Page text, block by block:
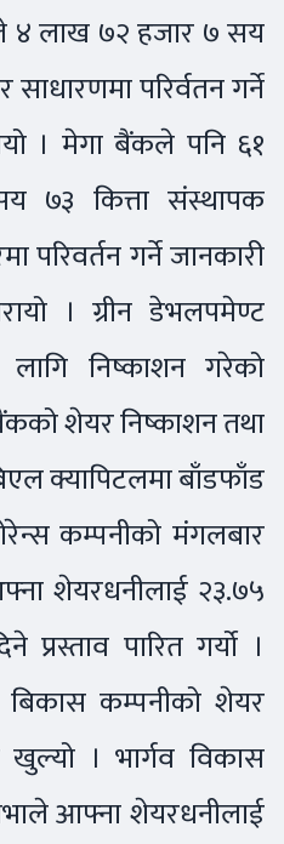
४ लाख ७२ हजार ७ सय
परिर्वतन गर्ने
। मेगा बैंकले पनि ६१
७३ कित्ता संस्थापक
परिवर्तन गर्ने जानकारी
। ग्रीन डेभलपमेण्ट
निष्काशन गरेको
शेयर निष्काशन तथा
क्यापिटलमा बाँडफाँड
कम्पनीको मंगलबार
शेयरधनीलाई २३.७५
पारित गर्यो ।
बिकास कम्पनीको शेयर
खुल्यो । भार्गव विकास
आफ्ना शेयरधनीलाई